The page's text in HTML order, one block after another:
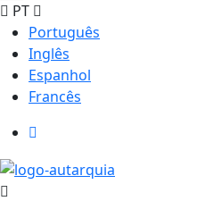
PT
Português
Inglês
Espanhol
Francês